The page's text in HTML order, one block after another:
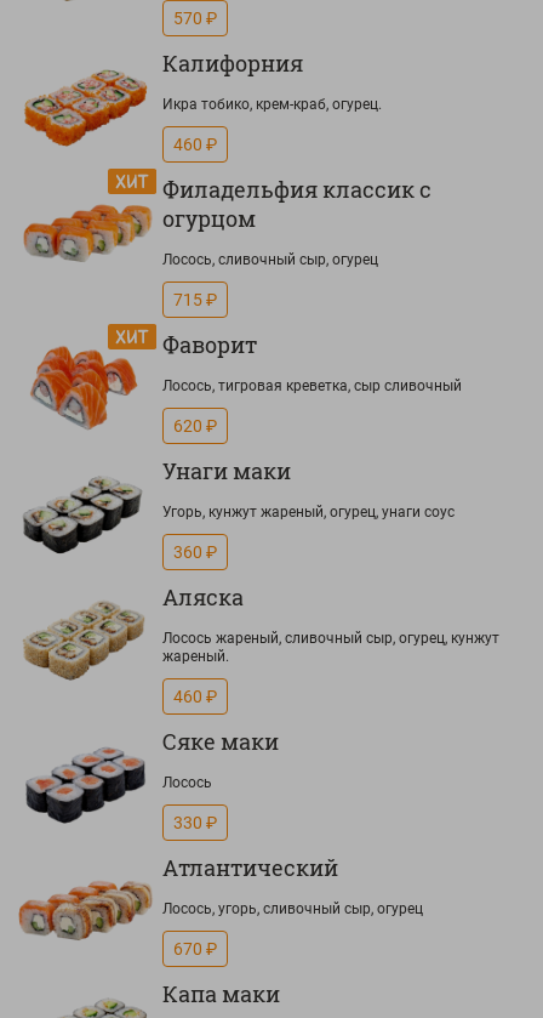
570 ₽
Калифорния
Икра тобико, крем-краб, огурец.
460 ₽
Филадельфия классик с
огурцом
Лосось, сливочный сыр, огурец
715 ₽
Фаворит
Лосось, тигровая креветка, сыр сливочный
620 ₽
Унаги маки
Угорь, кунжут жареный, огурец, унаги соус
360 ₽
Аляска
Лосось жареный, сливочный сыр, огурец, кунжут
жареный.
460 ₽
Сяке маки
Лосось
330 ₽
Атлантический
Лосось, угорь, сливочный сыр, огурец
670 ₽
Капа маки